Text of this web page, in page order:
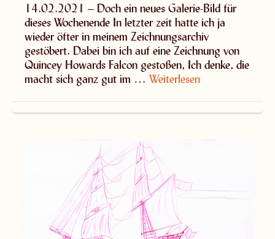
14.02.2021 – Doch ein neues Galerie-Bild für
dieses Wochenende In letzter zeit hatte ich ja
wieder öfter in meinem Zeichnungsarchiv
gestöbert. Dabei bin ich auf eine Zeichnung von
Quincey Howards Falcon gestoßen, Ich denke, die
macht sich ganz gut im … Weiterlesen